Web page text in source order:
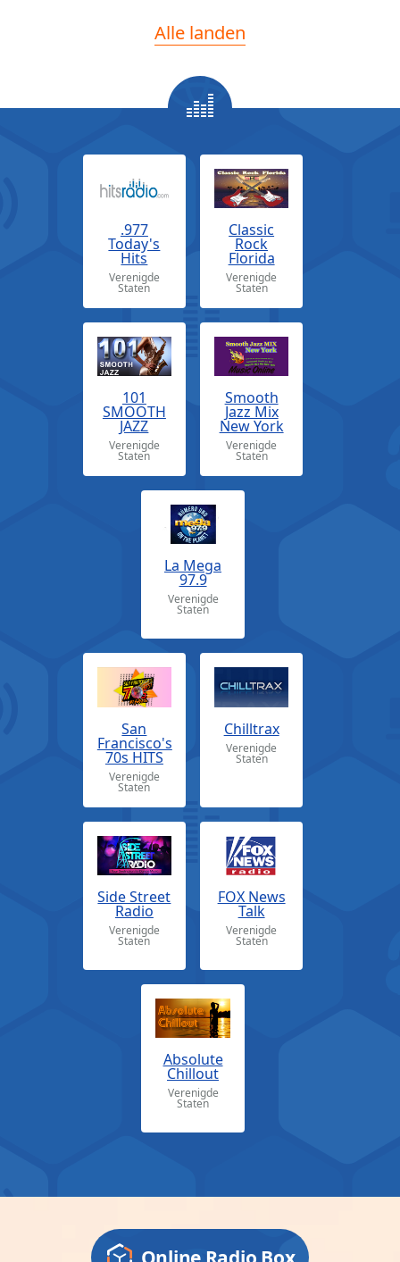
Alle landen
.977
Today's
Hits
Verenigde
Staten
Classic
Rock
Florida
Verenigde
Staten
101
SMOOTH
JAZZ
Verenigde
Staten
Smooth
Jazz Mix
New York
Verenigde
Staten
La Mega
97.9
Verenigde
Staten
San
Francisco's
70s HITS
Verenigde
Staten
Chilltrax
Verenigde
Staten
Side Street
Radio
Verenigde
Staten
FOX News
Talk
Verenigde
Staten
Absolute
Chillout
Verenigde
Staten